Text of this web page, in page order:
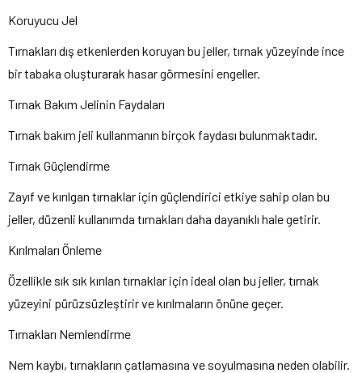
Koruyucu Jel
Tırnakları dış etkenlerden koruyan bu jeller, tırnak yüzeyinde ince
bir tabaka oluşturarak hasar görmesini engeller.
Tırnak Bakım Jelinin Faydaları
Tırnak bakım jeli kullanmanın birçok faydası bulunmaktadır.
Tırnak Güçlendirme
Zayıf ve kırılgan tırnaklar için güçlendirici etkiye sahip olan bu
jeller, düzenli kullanımda tırnakları daha dayanıklı hale getirir.
Kırılmaları Önleme
Özellikle sık sık kırılan tırnaklar için ideal olan bu jeller, tırnak
yüzeyini pürüzsüzleştirir ve kırılmaların önüne geçer.
Tırnakları Nemlendirme
Nem kaybı, tırnakların çatlamasına ve soyulmasına neden olabilir.